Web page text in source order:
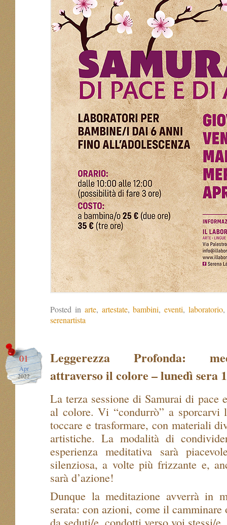
Posted in arte, artestate,bambini,eventi,laboratorio
serenartista
01
Apr
2022
Leggerezza Profonda:
attraverso il colore – lunedì sera
La terza sessione di Samurai di pace
al colore. Vi “condurrò” a
toccare e trasformare, con materiali
artistiche. La modalità di
esperienza meditativa sarà
silenziosa, a volte più frizzante e,
sarà d’azione!
Dunque la meditazione avverrà in
serata: con azioni, come il
da seduti/e, condotti verso voi stessi/